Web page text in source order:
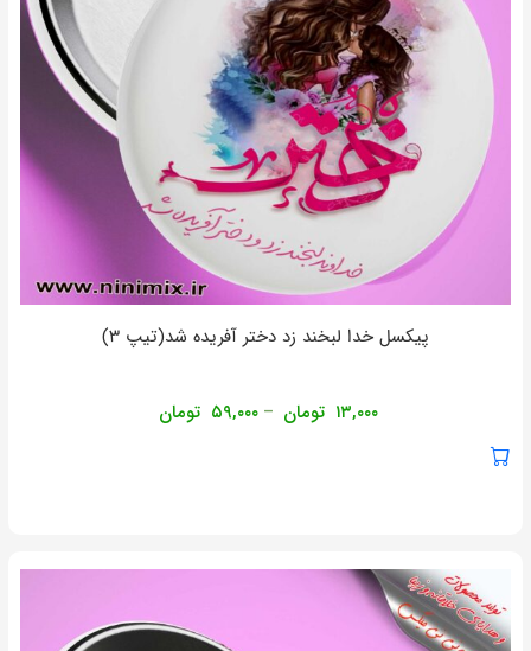
پیکسل خدا لبخند زد دختر آفریده شد(تیپ ۳)
۱۳,۰۰۰ تومان – ۵۹,۰۰۰ تومان